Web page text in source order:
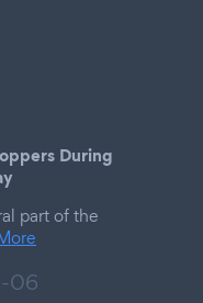
During
part of the
06